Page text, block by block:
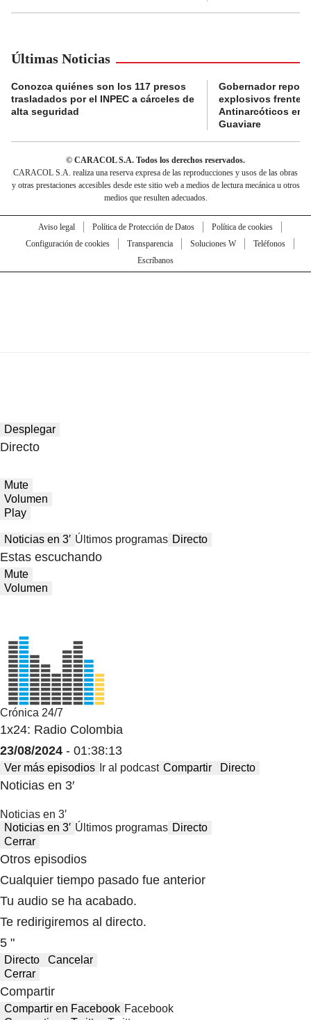
Últimas Noticias
Conozca quiénes son los 117 presos
trasladados por el INPEC a cárceles de
alta seguridad
Gobernador
explosivos frente a
Antinarcóticos en
Guaviare
© CARACOL S.A. Todos los derechos reservados.
CARACOL S.A. realiza una reserva expresa de las reproducciones y usos de las obras
y otras prestaciones accesibles desde este sitio web a medios de lectura mecánica u otros
medios que resulten adecuados.
Aviso legal Política de Protección de Datos
Política de cookies
Configuración de cookies
Transparencia Soluciones W
Teléfonos
Escríbanos
Desplegar
Directo
Mute
Volumen
Play
Noticias en 3′ Últimos programas Directo
Estas escuchando
Mute
Volumen
Crónica 24/7
1x24: Radio Colombia
23/08/2024 - 01:38:13
Ver más episodios Ir al podcast Compartir Directo
Noticias en 3′
Noticias en 3′
Noticias en 3′ Últimos programas Directo
Cerrar
Otros episodios
Cualquier tiempo pasado fue anterior
Tu audio se ha acabado.
Te redirigiremos al directo.
5 "
Directo
Cancelar
Cerrar
Compartir
Compartir en Facebook Facebook